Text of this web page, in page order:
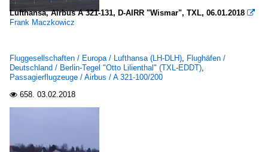
Lufthansa, Airbus A 321-131, D-AIRR "Wismar", TXL, 06.01.2018 
Frank Maczkowicz
Fluggesellschaften / Europa / Lufthansa (LH-DLH), Flughäfen /
Deutschland / Berlin-Tegel "Otto Lilienthal" (TXL-EDDT),
Passagierflugzeuge / Airbus / A 321-100/200
 658. 03.02.2018